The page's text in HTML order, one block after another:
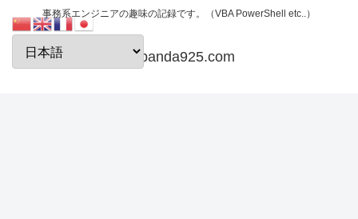
事務系エンジニアの趣味の記録です。（VBA PowerShell etc..）
papanda925.com